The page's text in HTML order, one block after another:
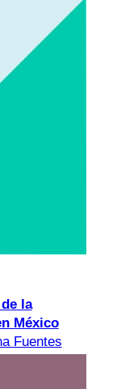
la
México
Fuentes